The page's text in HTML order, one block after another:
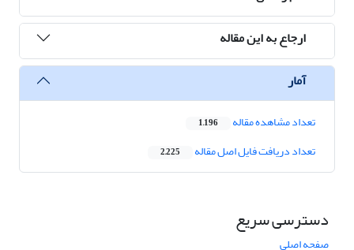
ارجاع به این مقاله
آمار
تعداد مشاهده مقاله 1,196
تعداد دریافت فایل اصل مقاله 2,225
دسترسی سریع
صفحه اصلی